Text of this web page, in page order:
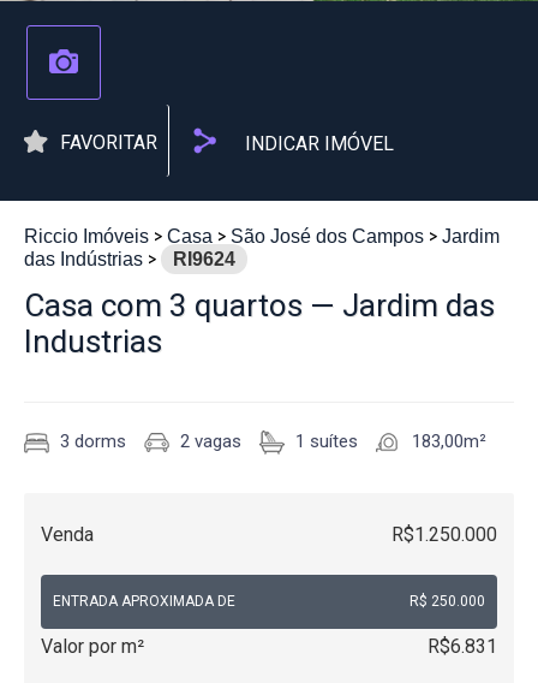
FAVORITAR INDICAR IMÓVEL
Riccio Imóveis Casa São José dos Campos
Jardim
das Indústrias
RI9624
Casa com 3 quartos — Jardim das
Industrias
3 dorms 2 vagas 1 suítes 183,00m²
Venda R$1.250.000
ENTRADA APROXIMADA DE R$ 250.000
Valor por m² R$6.831